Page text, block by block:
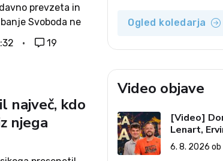
prevzeta in
Svoboda ne
zmage, je
kadrovsko
19
največ, kdo
njega
Ogled koledarja
Video objave
[Video]
Lenart,
specialcev
2026)
6. 8. 2026 ob